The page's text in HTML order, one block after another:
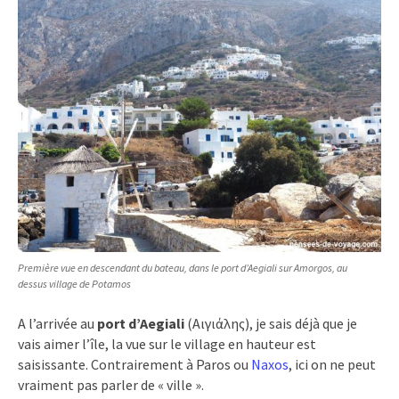
Première vue en descendant du bateau, dans le port d’Aegiali sur Amorgos, au
dessus village de Potamos
A l’arrivée au port d’Aegiali (Αιγιάλης), je sais déjà que je
vais aimer l’île, la vue sur le village en hauteur est
saisissante. Contrairement à Paros ou Naxos, ici on ne peut
vraiment pas parler de « ville ».